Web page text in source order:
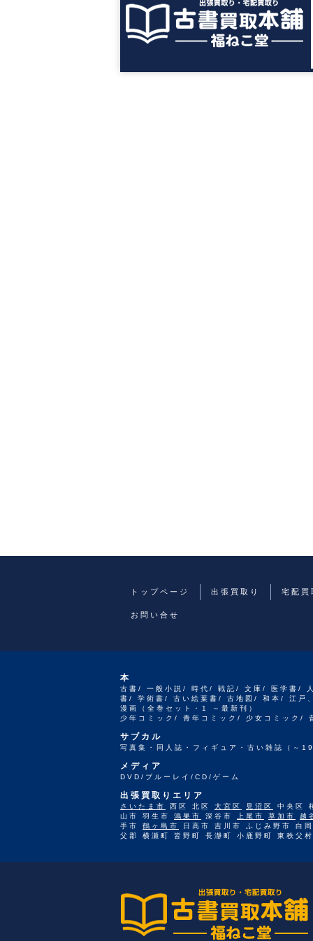
トップページ 出張買取り 宅配買
お問い合せ
本
古書/ 一般小説/ 時代/ 戦記/ 文庫/ 医学書/
書/ 学術書/ 古い絵葉書/ 古地図/ 和本/ 江戸
漫画（全巻セット・1 ～最新刊）
少年コミック/ 青年コミック/ 少女コミック/
サブカル
写真集・同人誌・フィギュア・古い雑誌（～
メディア
DVD/ブルーレイ/CD/ゲーム
出張買取りエリア
さいたま市 西区 北区 大宮区 見沼区
中央区
山市 羽生市 鴻巣市 深谷市 上尾市 草加市
越
手市 鶴ヶ島市
日高市 吉川市 ふじみ野市 白
父郡 横瀬町 皆野町 長瀞町 小鹿野町 東秩父